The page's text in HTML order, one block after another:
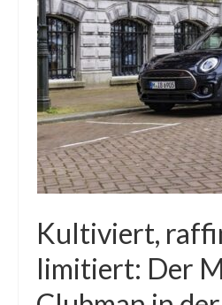
Kultiviert,
limitiert: Der